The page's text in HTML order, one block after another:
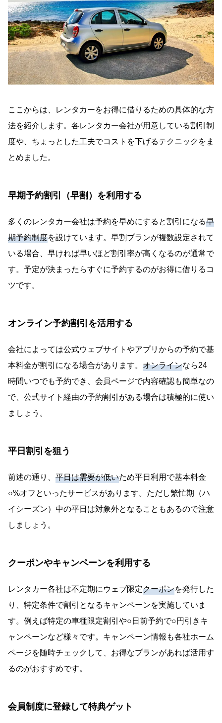
ここからは、レンタカーをお得に借りるための具体的な方
法を紹介します。各レンタカー会社が用意している割引制
度や、ちょっとした工夫でコストを下げるテクニックをま
とめました。
早期予約割引（早割）を利用する
多くのレンタカー会社は予約を早めにすると割引になる早
期予約制度を設けています。早割プランが複数設定されて
いる場合、早ければ早いほど割引率が高くなるのが通常で
す。予定が決まったらすぐに予約するのがお得に借りるコ
ツです。
オンライン予約割引を活用する
会社によっては公式ウェブサイトやアプリからの予約で基
本料金が割引になる場合があります。 オンラインなら24
時間いつでも予約でき、会員ページで内容確認も簡単なの
で、公式サイト経由の予約割引がある場合は積極的に使い
ましょう。
平日割引を狙う
前述の通り、 平日は需要が低いため平日利用で基本料金
○%オフといったサービスがあります。ただし繁忙期（ハ
イシーズン）中の平日は対象外となることもあるので注意
しましょう。
クーポンやキャンペーンを利用する
レンタカー各社は不定期にウェブ限定クーポンを発行した
り、特定条件で割引となるキャンペーンを実施していま
す。例えば特定の車種限定割引や○日前予約で○円引きキ
ャンペーンなど様々です。キャンペーン情報も各社ホーム
ページを随時チェックして、お得なプランがあれば活用す
るのがおすすめです。
会員制度に登録して特典ゲット